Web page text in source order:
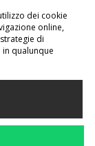
dei cookie
online,
di
qualunque